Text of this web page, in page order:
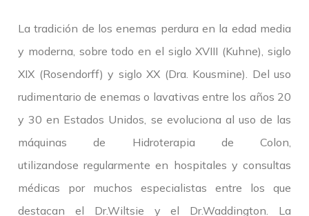
La tradición de los enemas perdura en la edad media
y moderna, sobre todo en el siglo XVIII (Kuhne), siglo
XIX (Rosendorff) y siglo XX (Dra. Kousmine). Del uso
rudimentario de enemas o lavativas entre los años 20
y 30 en Estados Unidos, se evoluciona al uso de las
máquinas de Hidroterapia de Colon,
utilizandose regularmente en hospitales y consultas
médicas por muchos especialistas entre los que
destacan el Dr.Wiltsie y el Dr.Waddington. La